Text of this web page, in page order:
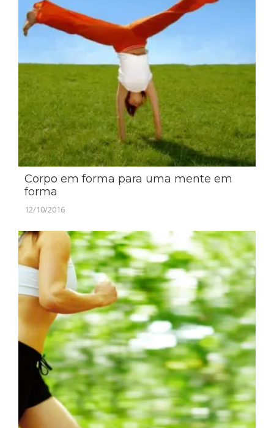
Corpo em forma para uma mente em
forma
12/10/2016